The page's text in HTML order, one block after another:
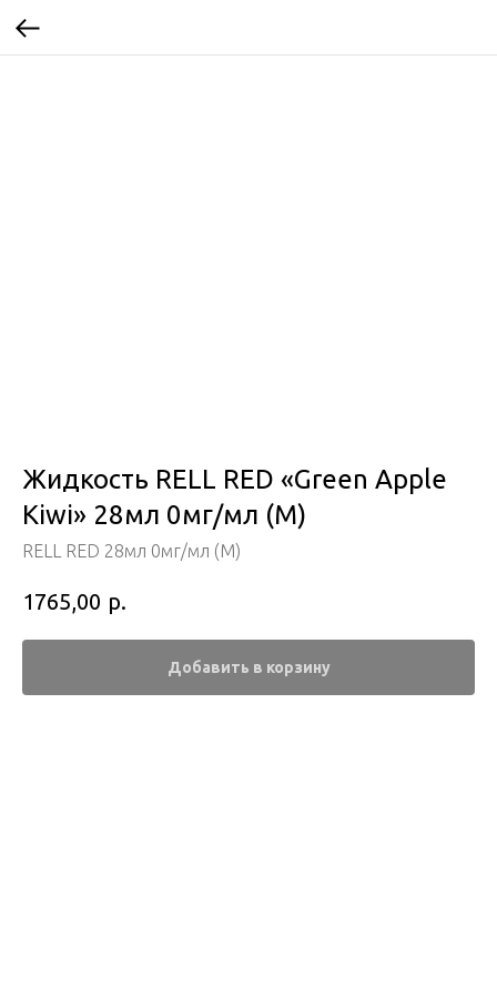
Жидкость RELL RED «Green Apple
Kiwi» 28мл 0мг/мл (М)
RELL RED 28мл 0мг/мл (М)
1765,00 р.
Добавить в корзину